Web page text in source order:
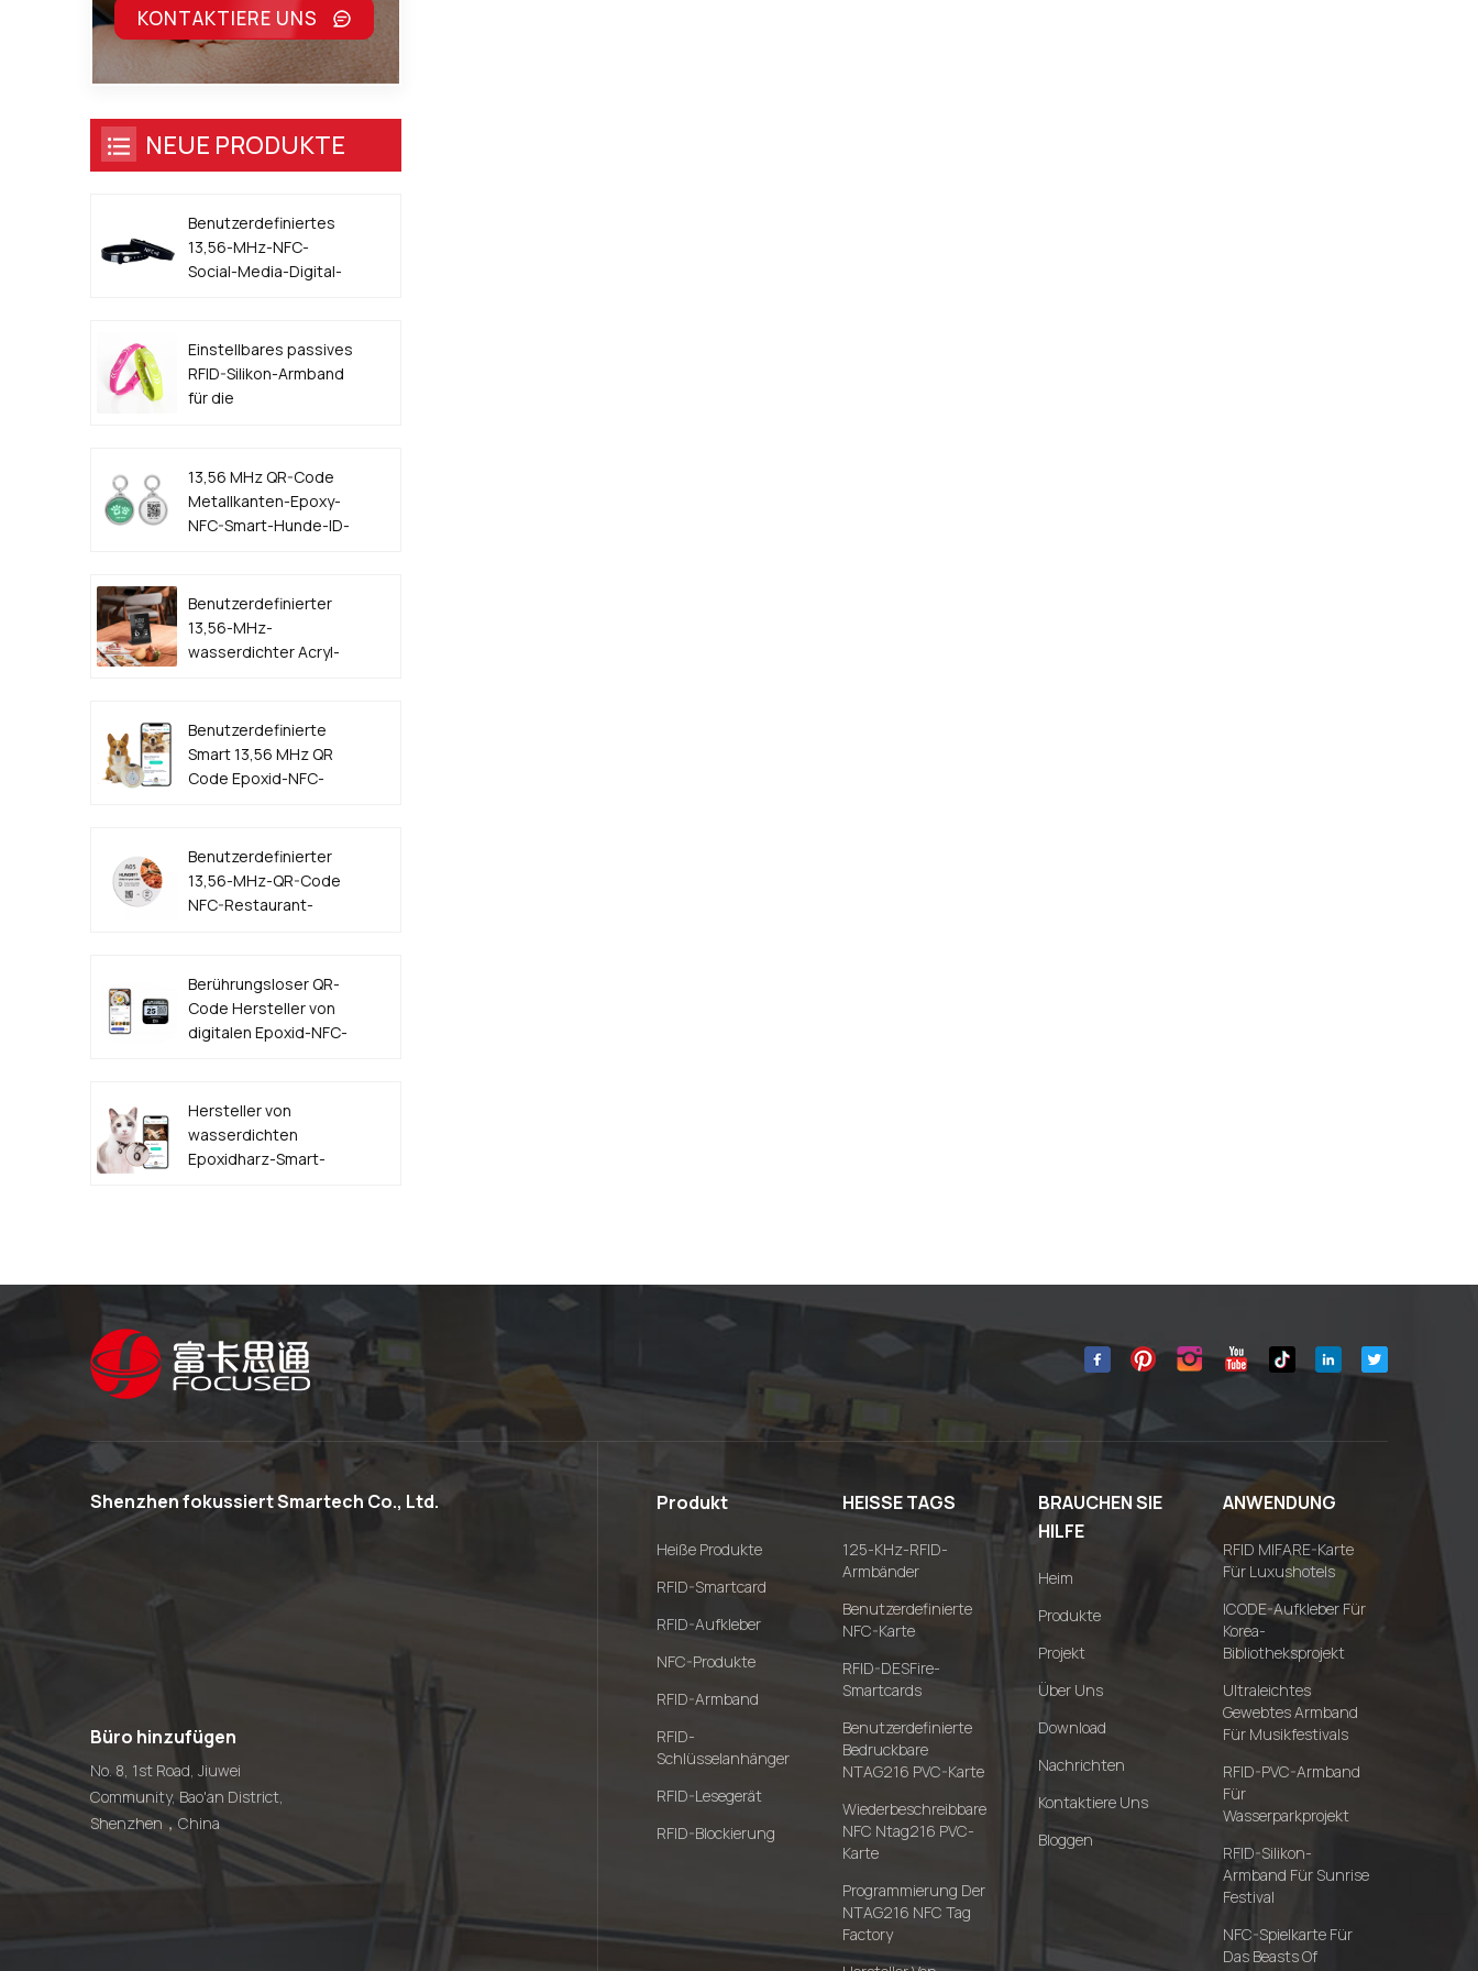
KONTAKTIERE UNS
NEUE PRODUKTE
Benutzerdefiniertes
13,56-MHz-NFC-
Social-Media-Digital-
Einstellbares passives
RFID-Silikon-Armband
für die
13,56 MHz QR-Code
Metallkanten-Epoxy-
NFC-Smart-Hunde-ID-
Benutzerdefinierter
13,56-MHz-
wasserdichter Acryl-
Benutzerdefinierte
Smart 13,56 MHz QR
Code Epoxid-NFC-
Benutzerdefinierter
13,56-MHz-QR-Code
NFC-Restaurant-
Berührungsloser QR-
Code Hersteller von
digitalen Epoxid-NFC-
Hersteller von
wasserdichten
Epoxidharz-Smart-
Shenzhen fokussiert Smartech Co., Ltd.
Büro hinzufügen
No. 8, 1st Road, Jiuwei
Community, Bao'an District,
Shenzhen，China
Produkt
Heiße Produkte
RFID-Smartcard
RFID-Aufkleber
NFC-Produkte
RFID-Armband
RFID-
Schlüsselanhänger
RFID-Lesegerät
RFID-Blockierung
HEISSE TAGS
125-KHz-RFID-
Armbänder
Benutzerdefinierte
NFC-Karte
RFID-DESFire-
Smartcards
Benutzerdefinierte
Bedruckbare
NTAG216 PVC-Karte
Wiederbeschreibbare
NFC Ntag216 PVC-
Karte
Programmierung Der
NTAG216 NFC Tag
Factory
BRAUCHEN SIE
HILFE
Heim
Produkte
Projekt
Über Uns
Download
Nachrichten
Kontaktiere Uns
Bloggen
ANWENDUNG
RFID MIFARE-Karte
Für Luxushotels
ICODE-Aufkleber Für
Korea-
Bibliotheksprojekt
Ultraleichtes
Gewebtes Armband
Für Musikfestivals
RFID-PVC-Armband
Für
Wasserparkprojekt
RFID-Silikon-
Armband Für Sunrise
Festival
NFC-Spielkarte Für
Das Beasts Of